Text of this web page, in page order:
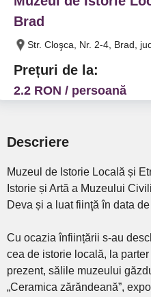
Brad
Str. Cloşca, Nr. 2-4, Brad,
Prețuri de la:
2.2 RON / persoană
Descriere
Muzeul de Istorie Locală și
Istorie și Artă a Muzeului
Deva și a luat fiinţă în data
Cu ocazia înființării s-au
cea de istorie locală, la
prezent, sălile muzeului
„Ceramica zărăndeană”,